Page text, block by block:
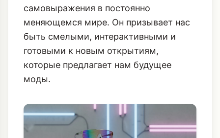
самовыражения в постоянно
меняющемся мире. Он призывает нас
быть смелыми, интерактивными и
готовыми к новым открытиям,
которые предлагает нам будущее
моды.